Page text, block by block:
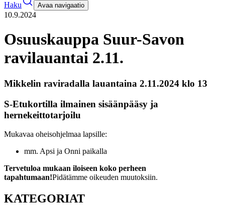
Haku Avaa navigaatio
10.9.2024
Osuuskauppa Suur-Savon
ravilauantai 2.11.
Mikkelin raviradalla lauantaina 2.11.2024 klo 13
S-Etukortilla ilmainen sisäänpääsy ja
hernekeittotarjoilu
Mukavaa oheisohjelmaa lapsille:
mm. Apsi ja Onni paikalla
Tervetuloa mukaan iloiseen koko perheen
tapahtumaan!Pidätämme oikeuden muutoksiin.
KATEGORIAT